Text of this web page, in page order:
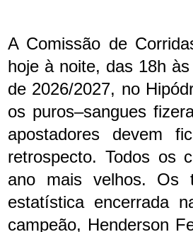
A Comissão de
hoje à noite, das 18h
de 2026/2027, no
os puros–sangues
apostadores devem
retrospecto. Todos os
ano mais velhos. Os
estatística encerrada
campeão, Henderson